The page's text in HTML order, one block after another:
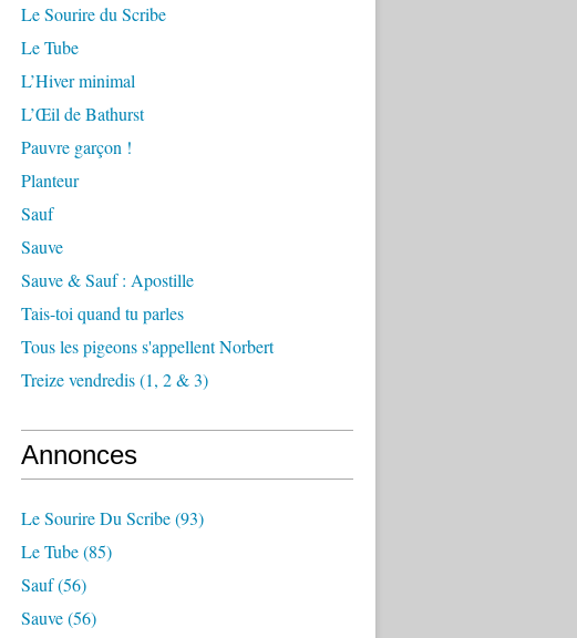
Le Sourire du Scribe
Le Tube
L’Hiver minimal
L’Œil de Bathurst
Pauvre garçon !
Planteur
Sauf
Sauve
Sauve & Sauf : Apostille
Tais-toi quand tu parles
Tous les pigeons s'appellent Norbert
Treize vendredis (1, 2 & 3)
Annonces
Le Sourire Du Scribe(93)
Le Tube(85)
Sauf(56)
Sauve(56)